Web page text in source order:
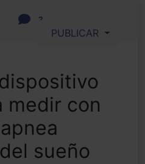
2
PUBLICAR
medir con
sueño